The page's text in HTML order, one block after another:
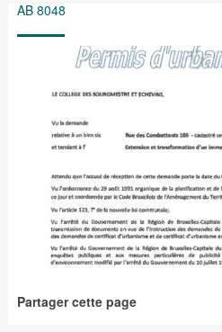
AB 8048
Partager cette page